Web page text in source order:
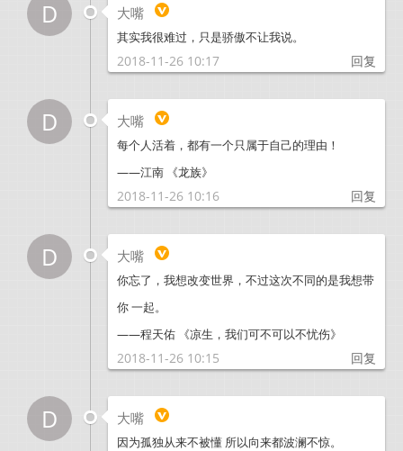
D 大嘴
其实我很难过，只是骄傲不让我说。
2018-11-26 10:17 回复
D 大嘴
每个人活着，都有一个只属于自己的理由！
——江南 《龙族》
2018-11-26 10:16 回复
D 大嘴
你忘了，我想改变世界，不过这次不同的是我想带
你 一起。
——程天佑 《凉生，我们可不可以不忧伤》
2018-11-26 10:15 回复
D 大嘴
因为孤独从来不被懂 所以向来都波澜不惊。